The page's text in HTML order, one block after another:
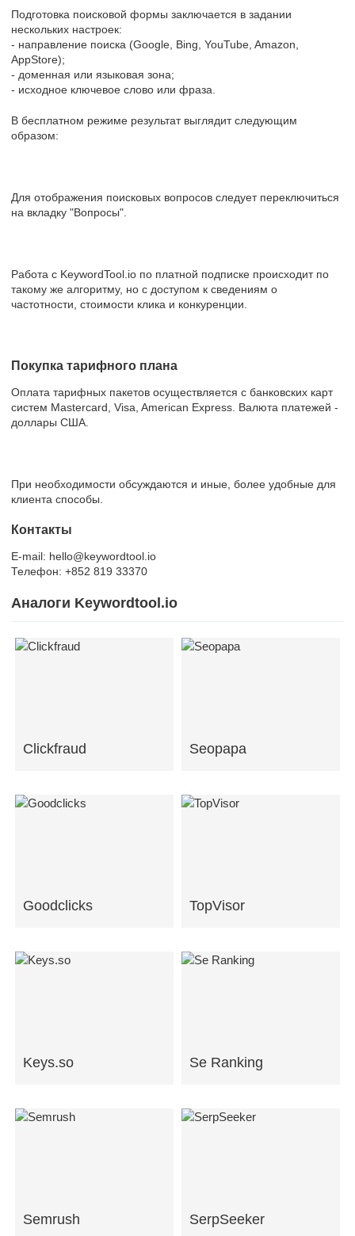
Подготовка поисковой формы заключается в задании
нескольких настроек:
- направление поиска (Google, Bing, YouTube, Amazon,
AppStore);
- доменная или языковая зона;
- исходное ключевое слово или фраза.
В бесплатном режиме результат выглядит следующим
образом:
Для отображения поисковых вопросов следует переключиться
на вкладку "Вопросы".
Работа с KeywordTool.io по платной подписке происходит по
такому же алгоритму, но с доступом к сведениям о
частотности, стоимости клика и конкуренции.
Покупка тарифного плана
Оплата тарифных пакетов осуществляется с банковских карт
систем Mastercard, Visa, American Express. Валюта платежей -
доллары США.
При необходимости обсуждаются и иные, более удобные для
клиента способы.
Контакты
E-mail: hello@keywordtool.io
Телефон: +852 819 33370
Аналоги Keywordtool.io
Clickfraud Seopapa
Goodclicks TopVisor
Keys.so Se Ranking
Semrush SerpSeeker